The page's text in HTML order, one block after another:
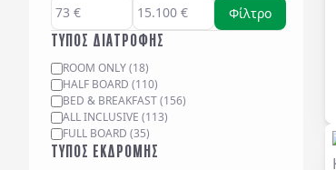
Φίλτρο
ΤΥΠΟΣ ΔΙΑΤΡΟΦΗΣ
FULL BOARD (35)
ALL INCLUSIVE (113)
BED & BREAKFAST(156)
HALF BOARD (110)
ROOM ONLY(18)
ΤΥΠΟΣ ΕΚΔΡΟΜΗΣ